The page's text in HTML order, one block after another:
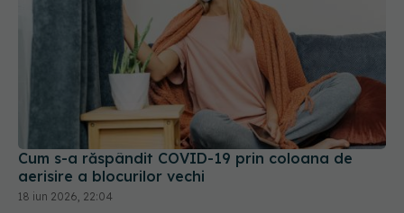
Cum s-a răspândit COVID-19 prin coloana de
aerisire a blocurilor vechi
18 iun 2026, 22:04